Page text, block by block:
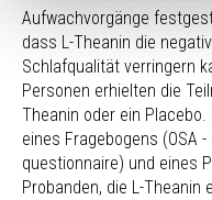
Aufwachvorgänge
dass L-Theanin die
Schlafqualität verringern
Personen erhielten die
Theanin oder ein
eines Fragebogens (OSA
questionnaire) und eines
Probanden, die L-